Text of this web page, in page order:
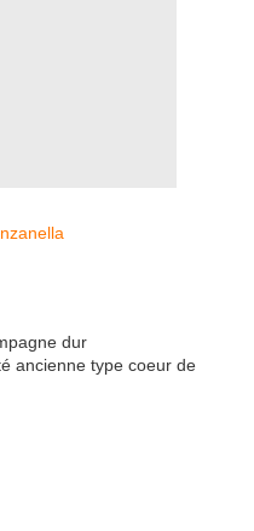
dur
ancienne type coeur de